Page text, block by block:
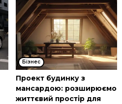
Бізнес
Проект будинку з
мансардою: розширюємо
життєвий простір для